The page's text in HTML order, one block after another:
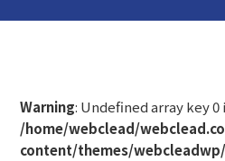
Warning: Undefined array key 0
/home/webclead/
content/themes/